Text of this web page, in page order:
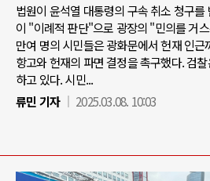
법원이 윤석열 대통령의 구속 취소 청구
이 "이례적 판단"으로 광장의 "민의를 거
만여 명의 시민들은 광화문에서 헌재 인
항고와 헌재의 파면 결정을 촉구했다. 검
하고 있다. 시민...
류민 기자
2025.03.08. 10:03